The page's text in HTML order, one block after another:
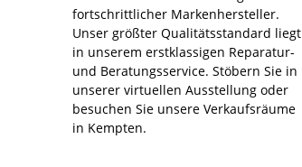
fortschrittlicher Markenhersteller.
Unser größter Qualitätsstandard liegt
in unserem erstklassigen Reparatur-
und Beratungsservice. Stöbern Sie in
unserer virtuellen Ausstellung oder
besuchen Sie unsere Verkaufsräume
in Kempten.